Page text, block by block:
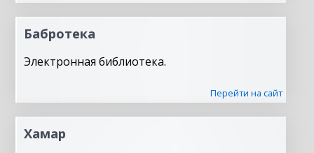
Бабротека
Электронная библиотека.
Перейти на сайт
Хамар